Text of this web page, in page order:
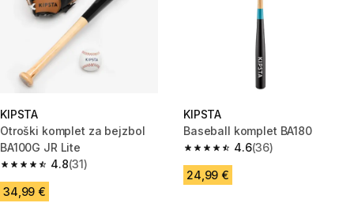
KIPSTA
Otroški komplet za bejzbol
BA100G JR Lite
4.8
4.8 od 5 zvezdic from 31 ocene
(31)
34,99 €
KIPSTA
Baseball komplet BA180
4.6
4.6 od 5 zvezdic from 36 ocene
(36)
24,99 €